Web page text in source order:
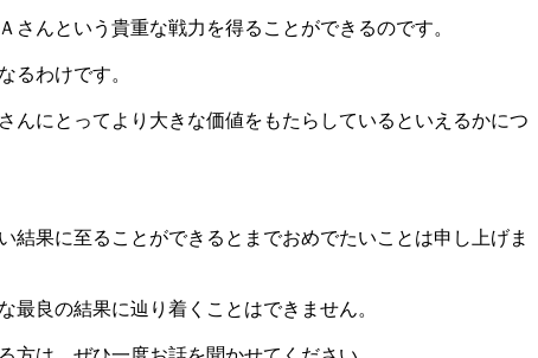
んという貴重な戦力を得ることができるのです。
るわけです。
んにとってより大きな価値をもたらしているといえるかにつ
果に至ることができるとまでおめでたいことは申し上げま
良の結果に辿り着くことはできません。